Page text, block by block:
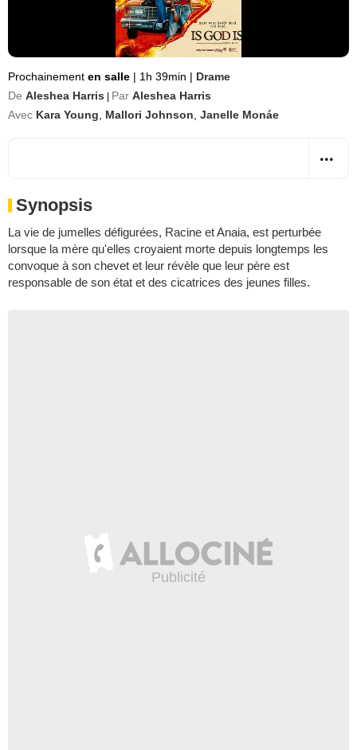
Prochainement en salle | 1h 39min | Drame
De Aleshea Harris Par Aleshea Harris
Avec Kara Young Mallori Johnson Janelle Monáe
Synopsis
La vie de jumelles défigurées, Racine et Anaia, est perturbée
lorsque la mère qu'elles croyaient morte depuis longtemps les
convoque à son chevet et leur révèle que leur père est
responsable de son état et des cicatrices des jeunes filles.